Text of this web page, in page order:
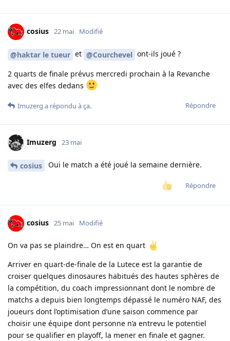
cosius 22 mai Modifié
@haktar le tueur et @Courchevel ont-ils joué ?
2 quarts de finale prévus mercredi prochain à la Revanche
avec des elfes dedans
Répondre
Imuzerg a répondu à ça.
Imuzerg 23 mai
cosius Oui le match a été joué la semaine dernière.
Répondre
cosius 25 mai Modifié
On va pas se plaindre… On est en quart
Arriver en quart-de-finale de la Lutece est la garantie de
croiser quelques dinosaures habitués des hautes sphères de
la compétition, du coach impressionnant dont le nombre de
matchs a depuis bien longtemps dépassé le numéro NAF, des
joueurs dont l’optimisation d’une saison commence par
choisir une équipe dont personne n’a entrevu le potentiel
pour se qualifier en playoff, la mener en finale et gagner.